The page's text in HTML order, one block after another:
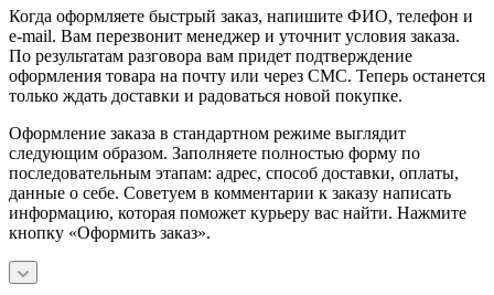
Когда оформляете быстрый заказ, напишите ФИО, телефон и
e-mail. Вам перезвонит менеджер и уточнит условия заказа.
По результатам разговора вам придет подтверждение
оформления товара на почту или через СМС. Теперь останется
только ждать доставки и радоваться новой покупке.
Оформление заказа в стандартном режиме выглядит
следующим образом. Заполняете полностью форму по
последовательным этапам: адрес, способ доставки, оплаты,
данные о себе. Советуем в комментарии к заказу написать
информацию, которая поможет курьеру вас найти. Нажмите
кнопку «Оформить заказ».